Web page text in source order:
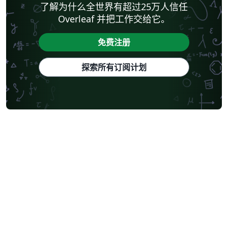
了解为什么全世界有超过25万人信任
Overleaf 并把工作交给它。
免费注册
探索所有订阅计划